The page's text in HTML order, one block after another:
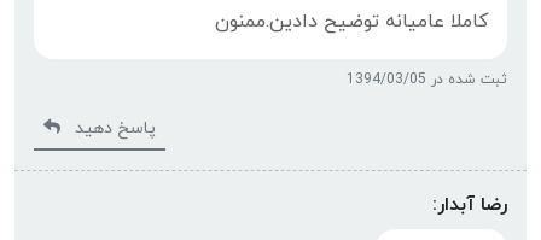
کاملا عامیانه توضیح دادین.ممنون
ثبت شده در 1394/03/05
پاسخ دهید
رضا آبدار: